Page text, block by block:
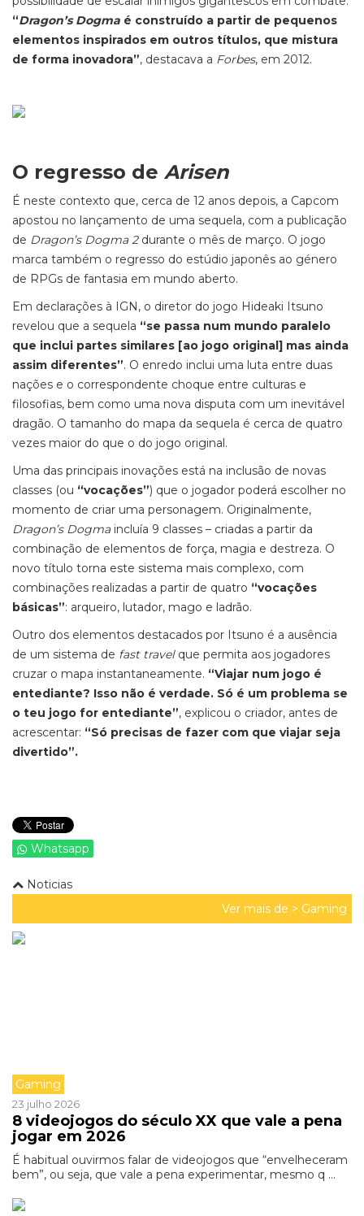
“Dragon’s Dogma é construído a partir de pequenos
elementos inspirados em outros títulos, que mistura
de forma inovadora”, destacava a Forbes, em 2012.
O regresso de Arisen
É neste contexto que, cerca de 12 anos depois, a Capcom
apostou no lançamento de uma sequela, com a publicação
de Dragon’s Dogma 2durante o mês de março. O jogo
marca também o regresso do estúdio japonês ao género
de RPGs de fantasia em mundo aberto.
Em declarações à IGN, o diretor do jogo Hideaki Itsuno
revelou que a sequela “se passa num mundo paralelo
que inclui partes similares [ao jogo original] mas ainda
assim diferentes”. O enredo inclui uma luta entre duas
nações e o correspondente choque entre culturas e
filosofias, bem como uma nova disputa com um inevitável
dragão. O tamanho do mapa da sequela é cerca de quatro
vezes maior do que o do jogo original.
Uma das principais inovações está na inclusão de novas
classes (ou “vocações”) que o jogador poderá escolher no
momento de criar uma personagem. Originalmente,
Dragon’s Dogma incluía 9 classes – criadas a partir da
combinação de elementos de força, magia e destreza. O
novo título torna este sistema mais complexo, com
combinações realizadas a partir de quatro “vocações
básicas”: arqueiro, lutador, mago e ladrão.
Outro dos elementos destacados por Itsuno é a ausência
de um sistema de fast travelque permita aos jogadores
cruzar o mapa instantaneamente. “Viajar num jogo é
entediante? Isso não é verdade. Só é um problema se
o teu jogo for entediante”, explicou o criador, antes de
acrescentar: “Só precisas de fazer com que viajar seja
divertido”.
Whatsapp
Noticias
Ver mais de > Gaming
Gaming
23 julho 2026
8 videojogos do século XX que vale a pena
jogar em 2026
É habitual ouvirmos falar de videojogos que “envelheceram
bem”, ou seja, que vale a pena experimentar, mesmo q ...